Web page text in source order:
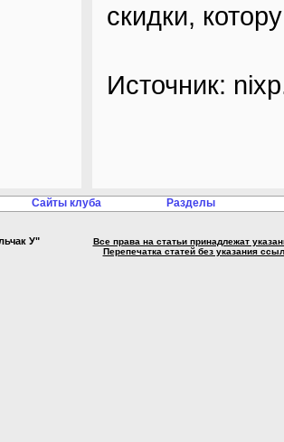
скидки,
Источник:
Сайты клуба Разделы
У"
Все права на статьи принадлежат
Перепечатка статей без указания